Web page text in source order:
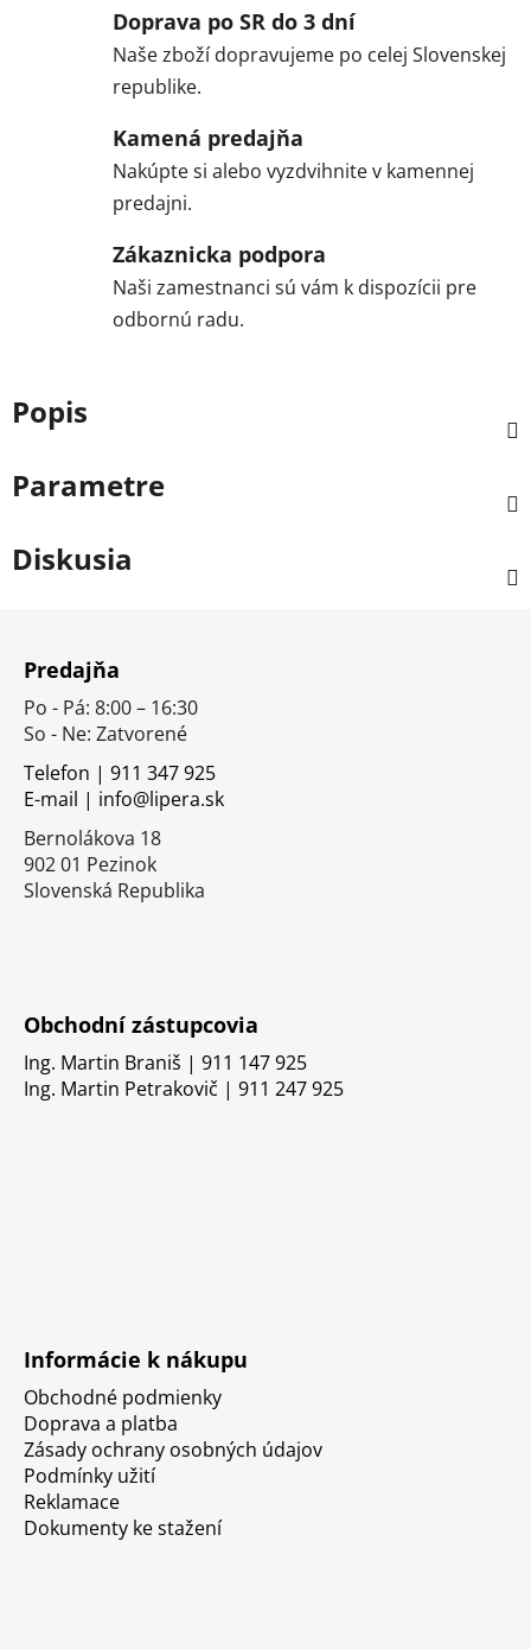
Doprava po SR do 3 dní
Naše zboží dopravujeme po celej Slovenskej
republike.
Kamená predajňa
Nakúpte si alebo vyzdvihnite v kamennej
predajni.
Zákaznicka podpora
Naši zamestnanci sú vám k dispozícii pre
odbornú radu.
Popis
Parametre
Diskusia
Predajňa
Po - Pá: 8:00 – 16:30
So - Ne: Zatvorené
Telefon | 911 347 925
E-mail | info@lipera.sk
Bernolákova 18
902 01 Pezinok
Slovenská Republika
Obchodní zástupcovia
Ing. Martin Braniš | 911 147 925
Ing. Martin Petrakovič | 911 247 925
Informácie k nákupu
Obchodné podmienky
Doprava a platba
Zásady ochrany osobných údajov
Podmínky užití
Reklamace
Dokumenty ke stažení